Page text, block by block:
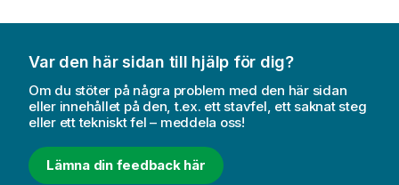
Var den här sidan till hjälp för dig?
Om du stöter på några problem med den här sidan
eller innehållet på den, t.ex. ett stavfel, ett saknat steg
eller ett tekniskt fel – meddela oss!
Lämna din feedback här